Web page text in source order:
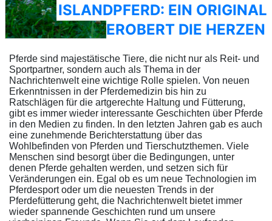
ISLANDPFERD: EIN ORIGINAL
EROBERT DIE HERZEN
Pferde sind majestätische Tiere, die nicht nur als Reit- und
Sportpartner, sondern auch als Thema in der
Nachrichtenwelt eine wichtige Rolle spielen. Von neuen
Erkenntnissen in der Pferdemedizin bis hin zu
Ratschlägen für die artgerechte Haltung und Fütterung,
gibt es immer wieder interessante Geschichten über Pferde
in den Medien zu finden. In den letzten Jahren gab es auch
eine zunehmende Berichterstattung über das
Wohlbefinden von Pferden und Tierschutzthemen. Viele
Menschen sind besorgt über die Bedingungen, unter
denen Pferde gehalten werden, und setzen sich für
Veränderungen ein. Egal ob es um neue Technologien im
Pferdesport oder um die neuesten Trends in der
Pferdefütterung geht, die Nachrichtenwelt bietet immer
wieder spannende Geschichten rund um unsere